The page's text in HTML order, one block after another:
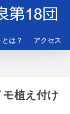
は？ アクセス
植え付け